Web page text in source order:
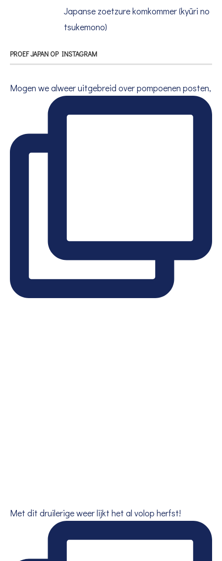
Japanse zoetzure komkommer (kyūri no
tsukemono)
PROEF JAPAN OP INSTAGRAM
Mogen we alweer uitgebreid over pompoenen posten,
Met dit druilerige weer lijkt het al volop herfst!